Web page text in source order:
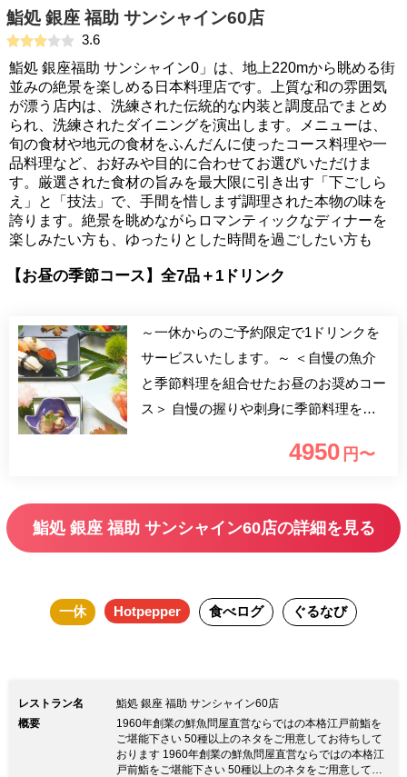
鮨処 銀座 福助 サンシャイン60店
3.6
鮨処 銀座福助 サンシャイン0」は、地上220mから眺める街
並みの絶景を楽しめる日本料理店です。上質な和の雰囲気
が漂う店内は、洗練された伝統的な内装と調度品でまとめ
られ、洗練されたダイニングを演出します。メニューは、
旬の食材や地元の食材をふんだんに使ったコース料理や一
品料理など、お好みや目的に合わせてお選びいただけま
す。厳選された食材の旨みを最大限に引き出す「下ごしら
え」と「技法」で、手間を惜しまず調理された本物の味を
誇ります。絶景を眺めながらロマンティックなディナーを
楽しみたい方も、ゆったりとした時間を過ごしたい方も
【お昼の季節コース】全7品＋1ドリンク
～一休からのご予約限定で1ドリンクを
サービスいたします。～ ＜自慢の魚介
と季節料理を組合せたお昼のお奨めコー
ス＞ 自慢の握りや刺身に季節料理を組
*********************************************
CIRCUSサンシャイン60展望台）半額券
付 地上220mからの眺望と上質な和の空
ください。旬や産地に拘ったネタは常時
引き出す「仕込み」と「技」で 手間を
惜しまず本物の味を提供します。
4950 円〜
鮨処 銀座 福助 サンシャイン60店の詳細を見る
一休 Hotpepper 食べログ ぐるなび
レストラン名
鮨処 銀座 福助 サンシャイン60店
概要
1960年創業の鮮魚問屋直営ならではの本格江戸前鮨を
ご堪能下さい 50種以上のネタをご用意してお待ちして
おります 1960年創業の鮮魚問屋直営ならではの本格江
戸前鮨をご堪能下さい 50種以上のネタをご用意してお